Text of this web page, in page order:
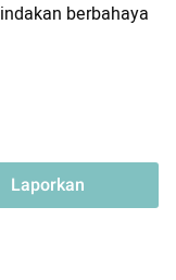
berbahaya
Laporkan